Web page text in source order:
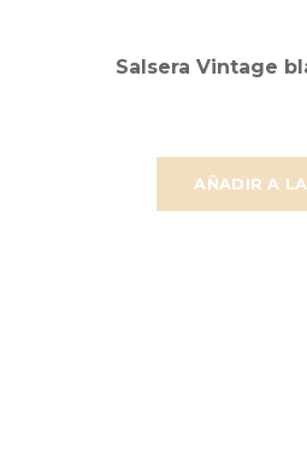
AÑADIR A
Salsera Vintage